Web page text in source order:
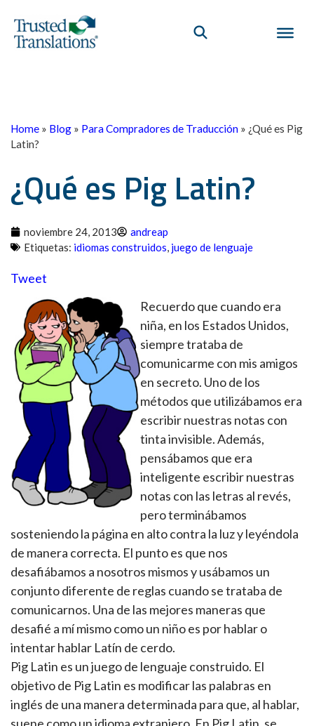
Home » Blog » Para Compradores de Traducción » ¿Qué es Pig
Latin?
¿Qué es Pig Latin?
noviembre 24, 2013
andreap
Etiquetas: idiomas construidos, juego de lenguaje
Tweet
Recuerdo que cuando era
niña, en los Estados Unidos,
siempre trataba de
comunicarme con mis amigos
en secreto. Uno de los
métodos que utilizábamos era
escribir nuestras notas con
tinta invisible. Además,
pensábamos que era
inteligente escribir nuestras
notas con las letras al revés,
pero terminábamos
sosteniendo la página en alto contra la luz y leyéndola
de manera correcta. El punto es que nos
desafiábamos a nosotros mismos y usábamos un
conjunto diferente de reglas cuando se trataba de
comunicarnos. Una de las mejores maneras que
desafié a mí mismo como un niño es por hablar o
intentar hablar Latín de cerdo.
Pig Latin es un juego de lenguaje construido. El
objetivo de Pig Latin es modificar las palabras en
inglés de una manera determinada para que, al hablar,